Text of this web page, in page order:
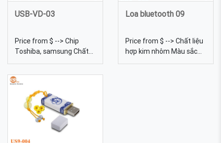
USB-VD-03
Price from $ --> Chip
Toshiba, samsung Chất
liệu Da Dung lượng 4gb,
Màu sắc Đa dạng, được
tự chọn màu sắc Quy
cách In ép nhũ, in lưới, dập
chìm USB da 03 - sản xuất
USB da giá tốt tại EPVINA
Loa bluetooth 09
Price from $ --> Chất liệu
hợp kim nhôm Màu sắc
Bạc,đỏ, xanh dương, xanh,